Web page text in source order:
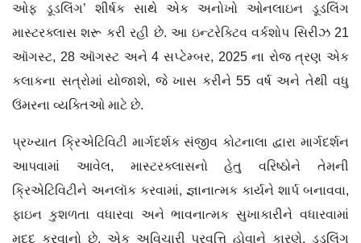
ઓફ ડૂડલિંગ’ શીર્ષક સાથે એક અનોખો ઓનલાઇન ડૂડલિંગ
માસ્ટરક્લાસ શરૂ કરી રહી છે. આ ઇન્ટરેક્ટિવ વર્કશોપ સિરીઝ 21
ઑગસ્ટ, 28 ઑગસ્ટ અને 4 સપ્ટેમ્બર, 2025 ના રોજ ત્રણ એક
કલાકના સત્રોમાં યોજાશે, જે ખાસ કરીને 55 વર્ષ અને તેથી વધુ
ઉંમરના વ્યક્તિઓ માટે છે.
પ્રખ્યાત ક્રિએટિવિટી માર્ગદર્શક સંજીવ કોટનાલા દ્વારા માર્ગદર્શન
આપવામાં આવેલ, માસ્ટરક્લાસનો હેતુ વરિષ્ઠોને તેમની
ક્રિએટિવિટીને અનલૉક કરવામાં, જ્ઞાનાત્મક કાર્યને શાર્પ બનાવવા,
ફાઇન કુશળતા વધારવા અને ભાવનાત્મક સુખાકારીને વધારવામાં
મદદ કરવાનો છે. એક અવિચારી પ્રવૃત્તિ હોવાને કારણે, ડૂડલિંગ